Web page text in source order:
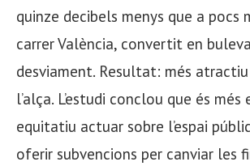
quinze decibels menys que a pocs
carrer València, convertit en
desviament. Resultat: més
l’alça. L’estudi conclou que és més
equitatiu actuar sobre l’espai
oferir subvencions per canviar les